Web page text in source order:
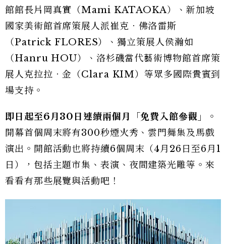
館館長片岡真實（Mami KATAOKA）、新加坡
國家美術館首席策展人派崔克．佛洛雷斯
（Patrick FLORES）、獨立策展人侯瀚如
（Hanru HOU）、洛杉磯當代藝術博物館首席策
展人克拉拉．金（Clara KIM）等眾多國際貴賓到
場支持。
即日起至6月30日連續兩個月「免費入館參觀」
。
開幕首個周末將有300秒煙火秀、雲門舞集及馬戲
演出。開館活動也將持續6個周末（4月26日至6月1
日），包括主題市集、表演、夜間建築光雕等。來
看看有那些展覽與活動吧！